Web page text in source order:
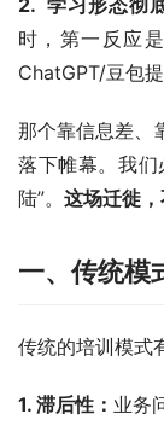
2.  学习形态彻
时，第一反应
ChatGPT/豆包
那个靠信息差、
落下帷幕。我们
陆”。 这场迁徙，
一、传统模
传统的培训模式
1. 滞后性： 业务